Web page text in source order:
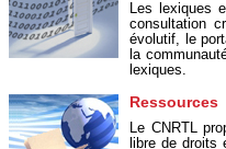
Les lexiques
consultation
évolutif, le
la
lexiques.
Ressources
Le CNRTL
libre de droits